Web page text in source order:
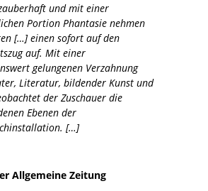
und mit einer
Portion Phantasie nehmen
[…] einen sofort auf den
auf. Mit einer
gelungenen Verzahnung
Literatur, bildender Kunst und
der Zuschauer die
Ebenen der
[…]
Allgemeine Zeitung